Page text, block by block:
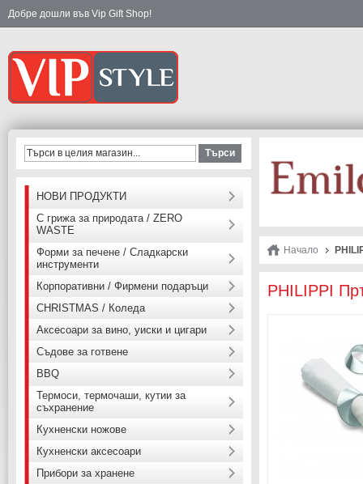
Добре дошли във Vip Gift Shop!
Начало
PHILIPPI
Търси
НОВИ ПРОДУКТИ
С грижа за природата / ZERO
WASTE
Форми за печене / Сладкарски
инструменти
Корпоративни / Фирмени подаръци
CHRISTMAS / Коледа
Аксесоари за вино, уиски и цигари
Съдове за готвене
BBQ
Термоси, термочаши, кутии за
съхранение
Кухненски ножове
Кухненски аксесоари
Прибори за хранене